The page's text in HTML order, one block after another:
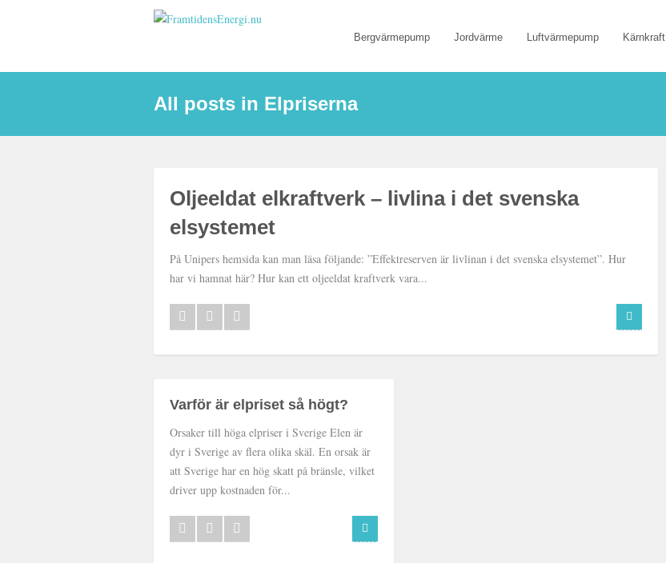
Bergvärmepump Jordvärme Luftvärmepump Kärnkraft
All posts in Elpriserna
Oljeeldat elkraftverk – livlina i det svenska
elsystemet
På Unipers hemsida kan man läsa följande: ”Effektreserven är livlinan i det svenska elsystemet”. Hur
har vi hamnat här? Hur kan ett oljeeldat kraftverk vara...
Varför är elpriset så högt?
Orsaker till höga elpriser i Sverige Elen är
dyr i Sverige av flera olika skäl. En orsak är
att Sverige har en hög skatt på bränsle, vilket
driver upp kostnaden för...